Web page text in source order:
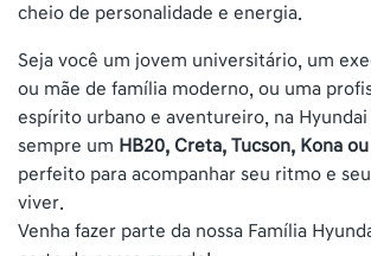
cheio de personalidade e energia.
Seja você um jovem universitário, um
ou mãe de família moderno, ou uma
espírito urbano e aventureiro, na
sempre um HB20, Creta, Tucson, Kona
perfeito para acompanhar seu ritmo e
viver.
Venha fazer parte da nossa Família